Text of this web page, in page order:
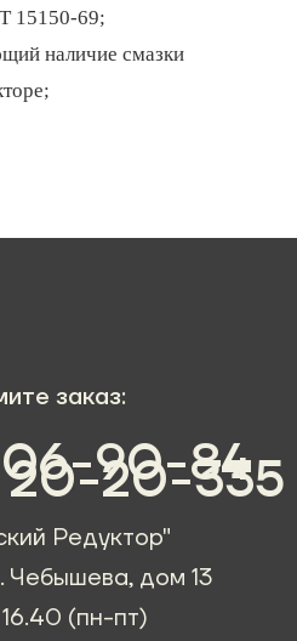
15150-69;
наличие смазки